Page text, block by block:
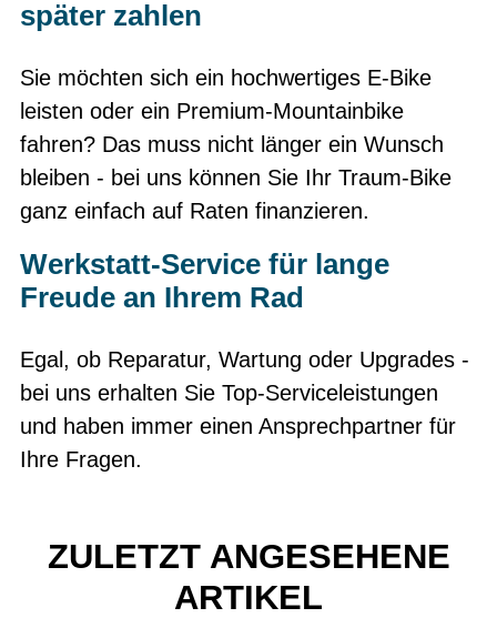
später zahlen
Sie möchten sich ein hochwertiges E-Bike
leisten oder ein Premium-Mountainbike
fahren? Das muss nicht länger ein Wunsch
bleiben - bei uns können Sie Ihr Traum-Bike
ganz einfach auf Raten finanzieren.
Werkstatt-Service für lange
Freude an Ihrem Rad
Egal, ob Reparatur, Wartung oder Upgrades -
bei uns erhalten Sie Top-Serviceleistungen
und haben immer einen Ansprechpartner für
Ihre Fragen.
ZULETZT ANGESEHENE
ARTIKEL